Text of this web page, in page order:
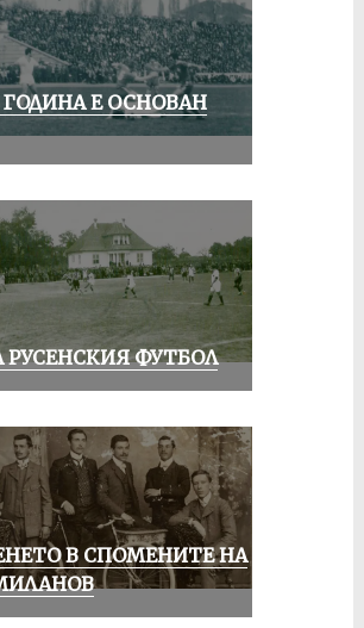
ГОДИНА Е ОСНОВАН
РУСЕНСКИЯ ФУТБОЛ
В СПОМЕНИТЕ НА